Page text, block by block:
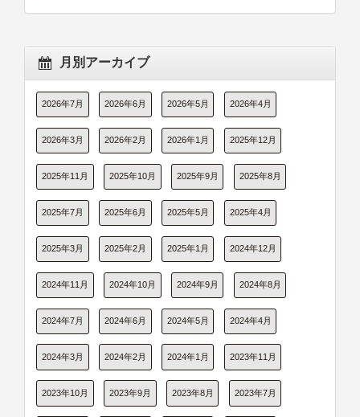
月別アーカイブ
2026年7月 2026年6月 2026年5月 2026年4月
2026年3月 2026年2月 2026年1月 2025年12月
2025年11月 2025年10月 2025年9月 2025年8月
2025年7月 2025年6月 2025年5月 2025年4月
2025年3月 2025年2月 2025年1月 2024年12月
2024年11月 2024年10月 2024年9月 2024年8月
2024年7月 2024年6月 2024年5月 2024年4月
2024年3月 2024年2月 2024年1月 2023年11月
2023年10月 2023年9月 2023年8月 2023年7月